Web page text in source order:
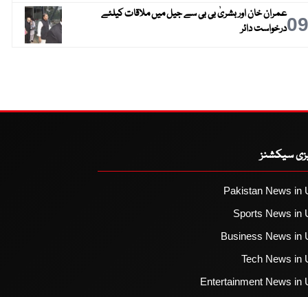
09عمران خان اور بشریٰ بی بی سے جیل میں ملاقات کیلئے
درخواست دائر
سیکشنز
Pakistan News in
Sports News in
Business News in
Tech News in
Entertainment News in